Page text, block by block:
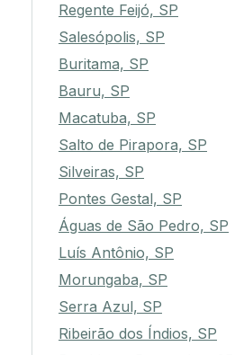
Regente Feijó, SP
Salesópolis, SP
Buritama, SP
Bauru, SP
Macatuba, SP
Salto de Pirapora, SP
Silveiras, SP
Pontes Gestal, SP
Águas de São Pedro, SP
Luís Antônio, SP
Morungaba, SP
Serra Azul, SP
Ribeirão dos Índios, SP